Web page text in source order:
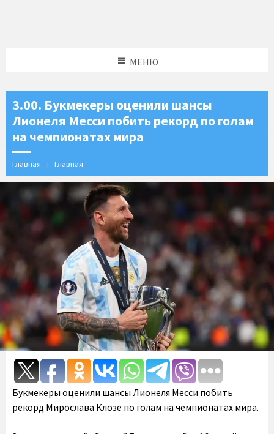
МЕНЮ
3.00. Букмекеры оценили шансы
Лионеля Месси побить рекорд по голам
на чемпионатах мира
Главная Главная
Букмекеры оценили шансы Лионеля Месси побить
рекорд Мирослава Клозе по голам на чемпионатах мира.